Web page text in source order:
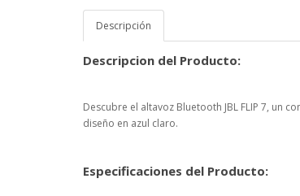
Descripción
Descripcion del Producto:
Descubre el altavoz Bluetooth JBL FLIP 7, un
diseño en azul claro.
Especificaciones del Producto: